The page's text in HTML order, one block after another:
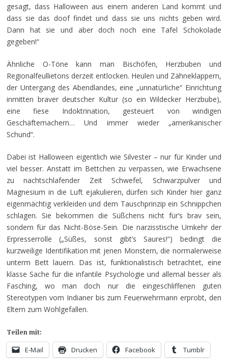
gesagt, dass Halloween aus einem anderen Land kommt und
dass sie das doof findet und dass sie uns nichts geben wird.
Dann hat sie und aber doch noch eine Tafel Schokolade
gegeben!“
Ähnliche O-Töne kann man Bischöfen, Herzbuben und
Regionalfeullietons derzeit entlocken. Heulen und Zähneklappern,
der Untergang des Abendlandes, eine „unnatürliche“ Einrichtung
inmitten braver deutscher Kultur (so ein Wildecker Herzbube),
eine fiese Indoktrination, gesteuert von windigen
Geschäftemachern… Und immer wieder „amerikanischer
Schund“.
Dabei ist Halloween eigentlich wie Silvester – nur für Kinder und
viel besser. Anstatt im Bettchen zu verpassen, wie Erwachsene
zu nachtschlafender Zeit Schwefel, Schwarzpulver und
Magnesium in die Luft ejakulieren, dürfen sich Kinder hier ganz
eigenmächtig verkleiden und dem Tauschprinzip ein Schnippchen
schlagen. Sie bekommen die Süßchens nicht für’s brav sein,
sondern für das Nicht-Böse-Sein. Die narzisstische Umkehr der
Erpresserrolle („Süßes, sonst gibt’s Saures!“) bedingt die
kurzweilige Identifikation mit jenen Monstern, die normalerweise
unterm Bett lauern. Das ist, funktionalistisch betrachtet, eine
klasse Sache für die infantile Psychologie und allemal besser als
Fasching, wo man doch nur die eingeschliffenen guten
Stereotypen vom Indianer bis zum Feuerwehrmann erprobt, den
Eltern zum Wohlgefallen.
Teilen mit:
E-Mail Drucken Facebook Tumblr